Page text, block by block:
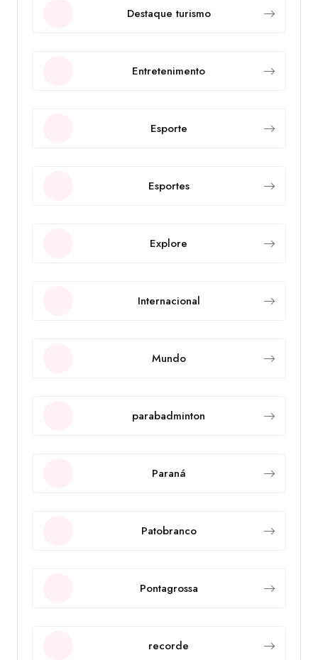
Destaque turismo
Entretenimento
Esporte
Esportes
Explore
Internacional
Mundo
parabadminton
Paraná
Patobranco
Pontagrossa
recorde